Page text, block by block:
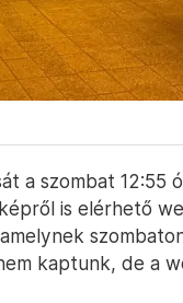
a szombat 12:55
is elérhető
kaptunk, de a